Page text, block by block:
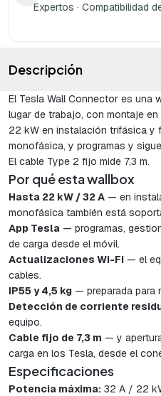
Expertos · Compatibilidad
Descripción
El Tesla Wall Connector es una
lugar de trabajo, con montaje
22 kW en instalación trifásica y
monofásica, y programas y
El cable Type 2 fijo mide 7,3 m.
Por qué esta wallbox
Hasta 22 kW / 32 A — en
monofásica también está
App Tesla — programas,
de carga desde el móvil.
Actualizaciones Wi-Fi — el
cables.
IP55 y 4,5 kg — preparada para
Detección de corriente
equipo.
Cable fijo de 7,3 m — y
carga en los Tesla, desde el
Especificaciones
Potencia máxima: 32 A / 22